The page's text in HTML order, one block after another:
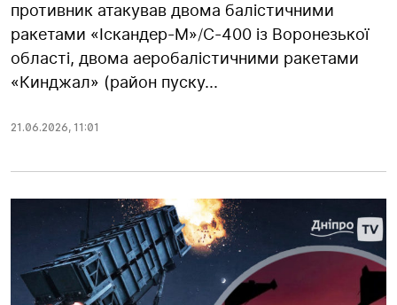
противник атакував двома балістичними
ракетами «Іскандер-М»/С-400 із Воронезької
області, двома аеробалістичними ракетами
«Кинджал» (район пуску...
21.06.2026, 11:01